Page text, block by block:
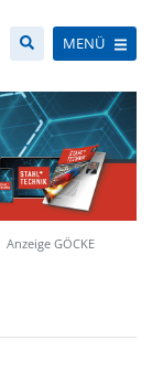
MENÜ
Anzeige GÖCKE